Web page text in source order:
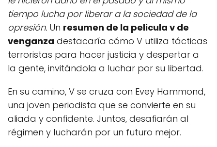
tiempo lucha por liberar a la sociedad de la
opresión. Un resumen de la pelicula v de
venganza destacaría cómo V utiliza tácticas
terroristas para hacer justicia y despertar a
la gente, invitándola a luchar por su libertad.
En su camino, V se cruza con Evey Hammond,
una joven periodista que se convierte en su
aliada y confidente. Juntos, desafiarán al
régimen y lucharán por un futuro mejor.